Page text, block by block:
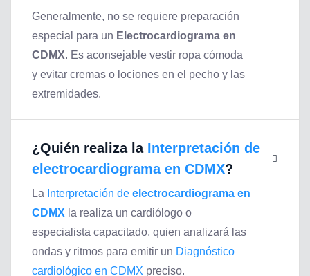
Generalmente, no se requiere preparación
especial para un Electrocardiograma en
CDMX. Es aconsejable vestir ropa cómoda
y evitar cremas o lociones en el pecho y las
extremidades.
¿Quién realiza la Interpretación de
electrocardiograma en CDMX?
La Interpretación de electrocardiograma en
CDMX la realiza un cardiólogo o
especialista capacitado, quien analizará las
ondas y ritmos para emitir un Diagnóstico
cardiológico en CDMX preciso.